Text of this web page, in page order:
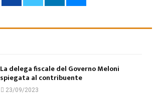
La delega fiscale del Governo Meloni
spiegata al contribuente
23/09/2023